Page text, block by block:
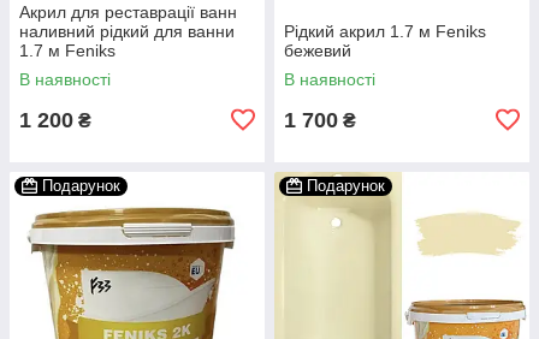
Акрил для реставрації ванн
наливний рідкий для ванни
1.7 м Feniks
В наявності
1 200 ₴
Рідкий акрил 1.7 м Feniks
бежевий
В наявності
1 700 ₴
Подарунок Подарунок